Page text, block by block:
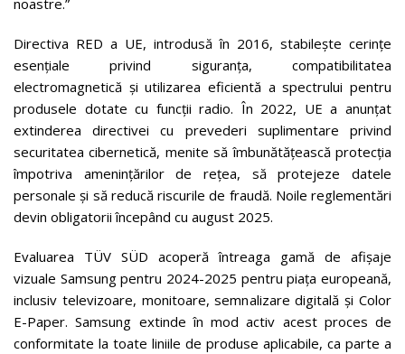
Directiva RED a UE, introdusă în 2016, stabilește cerințe
esențiale privind siguranța, compatibilitatea
electromagnetică și utilizarea eficientă a spectrului pentru
produsele dotate cu funcții radio. În 2022, UE a anunțat
extinderea directivei cu prevederi suplimentare privind
securitatea cibernetică, menite să îmbunătățească protecția
împotriva amenințărilor de rețea, să protejeze datele
personale și să reducă riscurile de fraudă. Noile reglementări
devin obligatorii începând cu august 2025.
Evaluarea TÜV SÜD acoperă întreaga gamă de afișaje
vizuale Samsung pentru 2024-2025 pentru piața europeană,
inclusiv televizoare, monitoare, semnalizare digitală și Color
E-Paper. Samsung extinde în mod activ acest proces de
conformitate la toate liniile de produse aplicabile, ca parte a